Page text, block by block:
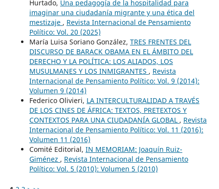
Hurtado, Una pedagogía de la hospitalidad para
imaginar una ciudadanía migrante y una ética del
mestizaje , Revista Internacional de Pensamiento
Político: Vol. 20 (2025)
María Luisa Soriano González, TRES FRENTES DEL
DISCURSO DE BARACK OBAMA EN EL ÁMBITO DEL
DERECHO Y LA POLÍTICA: LOS ALIADOS, LOS
MUSULMANES Y LOS INMIGRANTES , Revista
Internacional de Pensamiento Político: Vol. 9 (2014):
Volumen 9 (2014)
Federico Olivieri, LA INTERCULTURALIDAD A TRAVÉS
DE LOS CINES DE ÁFRICA: TEXTOS, PRETEXTOS Y
CONTEXTOS PARA UNA CIUDADANÍA GLOBAL , Revista
Internacional de Pensamiento Político: Vol. 11 (2016):
Volumen 11 (2016)
Comité Editorial, IN MEMORIAM: Joaquín Ruiz-
Giménez , Revista Internacional de Pensamiento
Político: Vol. 5 (2010): Volumen 5 (2010)